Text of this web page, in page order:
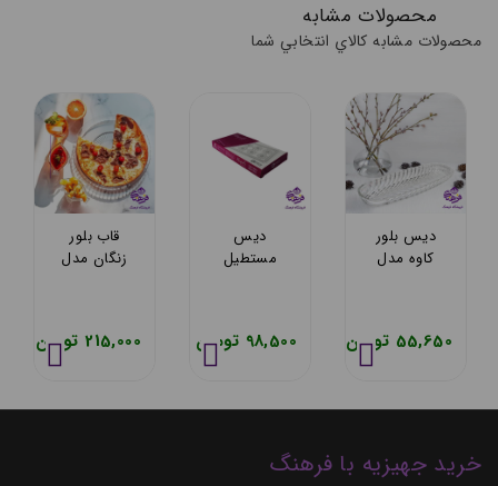
محصولات مشابه
محصولات مشابه کالاي انتخابي شما
دیس بلور
کاوه مدل
55,650 تومان
ديس
مستطیل
98,500 تومان
قاب بلور
زنگان مدل
215,000 تومان
خرید جهیزیه با فرهنگ